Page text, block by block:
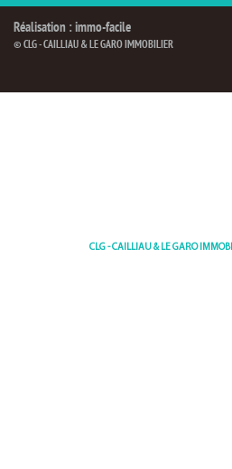
Réalisation : immo-facile
© CLG - CAILLIAU & LE GARO IMMOBILIER
CLG - CAILLIAU & LE GARO IMMOBILIER